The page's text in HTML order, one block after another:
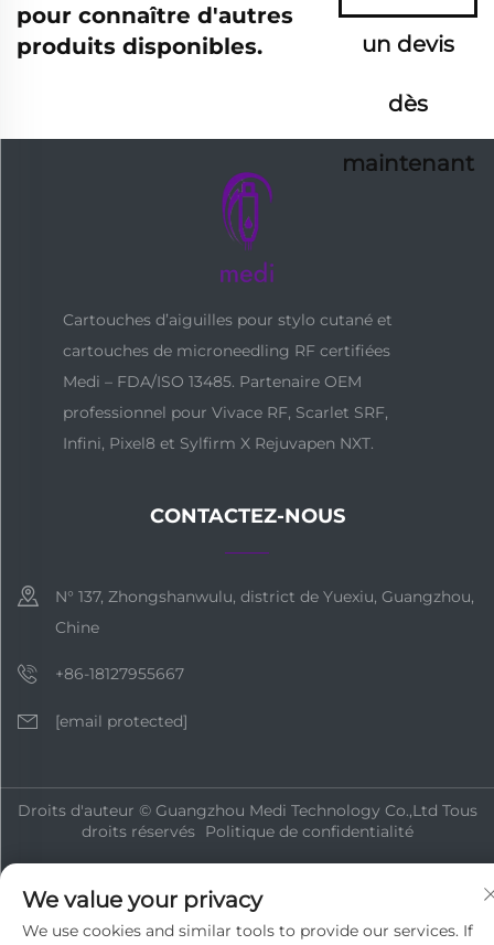
pour connaître d'autres
produits disponibles.
un devis
dès
maintenant
Cartouches d’aiguilles pour stylo cutané et
cartouches de microneedling RF certifiées
Medi – FDA/ISO 13485. Partenaire OEM
professionnel pour Vivace RF, Scarlet SRF,
Infini, Pixel8 et Sylfirm X Rejuvapen NXT.
CONTACTEZ-NOUS
N° 137, Zhongshanwulu, district de Yuexiu, Guangzhou,
Chine
+86-18127955667
[email protected]
Droits d'auteur © Guangzhou Medi Technology Co.,Ltd Tous
droits réservés Politique de confidentialité
We value your privacy
We use cookies and similar tools to provide our services. If